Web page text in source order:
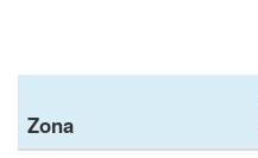
Zona